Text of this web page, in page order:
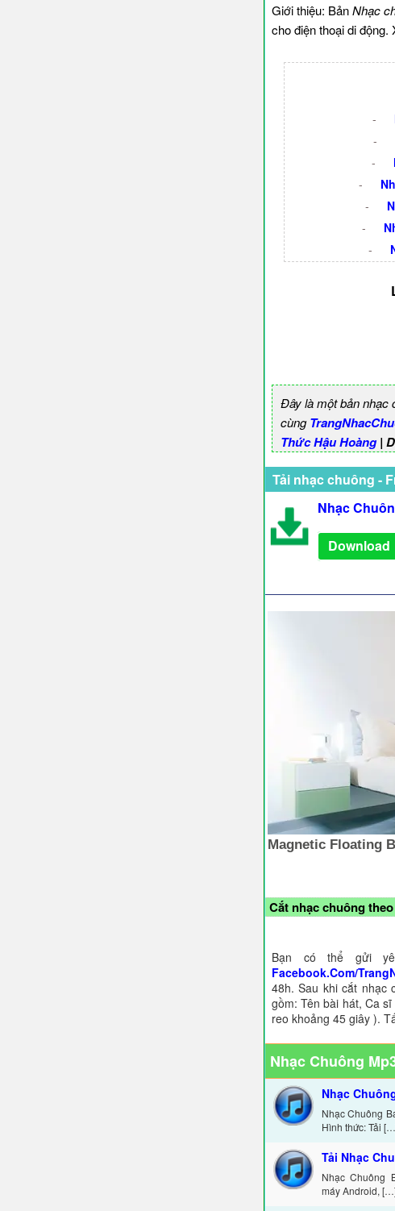
Giới thiệu: BảnNhạc
cho điện thoại di
-
-
-
-
-
-
-
Đây là một bản nhạc
cùng
Thức Hậu Hoàng|
Tải nhạc chuông -
Nhạc
Download
Cắt nhạc chuông
Bạn có thể gửi
Facebook.Com/
48h. Sau khi cắt nhạc
gồm: Tên bài hát, Ca
reo khoảng 45 giây ).
Nhạc Chuông
Nhạc
Nhạc Chuông
Hình thức: Tải
Tải Nhạc
Nhạc Chuông
máy Android,